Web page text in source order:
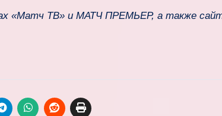
«Матч ТВ» и МАТЧ ПРЕМЬЕР, а также